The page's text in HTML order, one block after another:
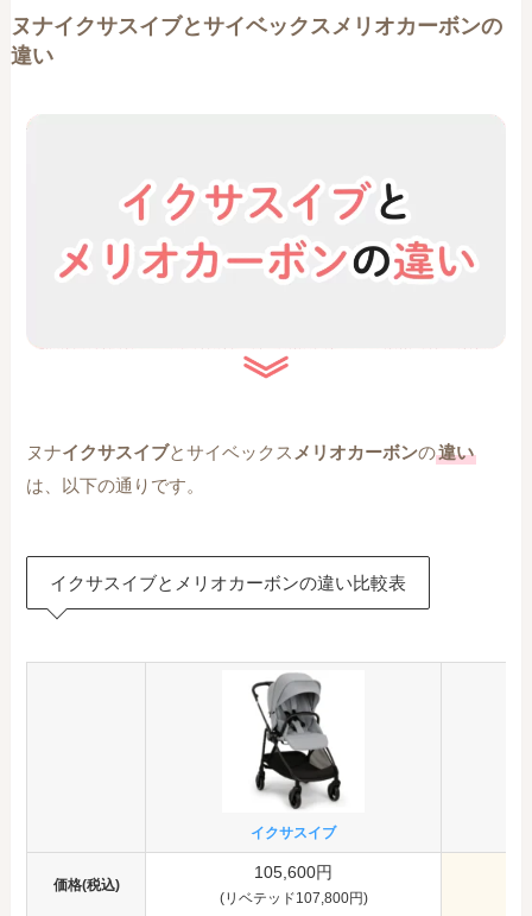
ヌナイクサスイブとサイベックスメリオカーボンの
違い
ヌナイクサスイブとサイベックス メリオカーボンの違い
は、以下の通りです。
イクサスイブとメリオカーボンの違い比較表
イクサスイブ
価格(税込)
105,600円
(リベテッド107,800円)